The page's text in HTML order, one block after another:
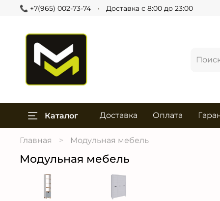
📞 +7(965) 002-73-74 Доставка с 8:00 до 23:00
Каталог Доставка Оплата
Главная Модульная мебель
Модульная мебель